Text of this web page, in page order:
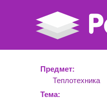
Предмет:
Теплотехника
Тема: